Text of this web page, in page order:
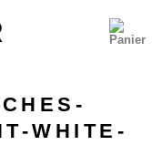
WHITE-